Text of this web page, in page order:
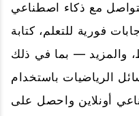
مع ذكاء اصطناعي
فورية للتعلم، كتابة
والمزيد — بما في ذلك
أونلاين واحصل على